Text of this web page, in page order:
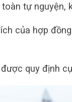
tự nguyện,
của hợp
quy định